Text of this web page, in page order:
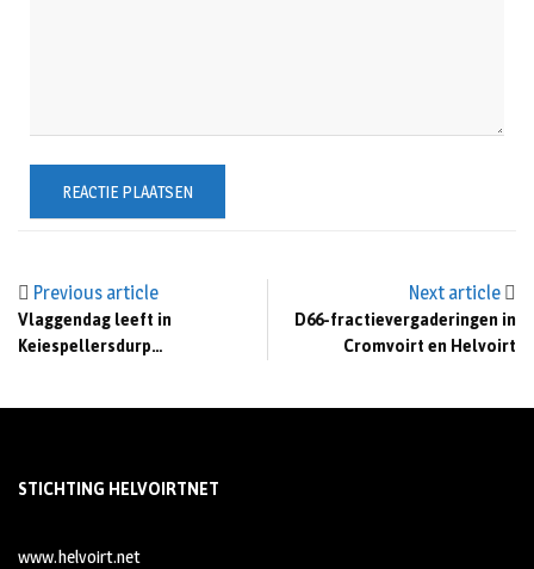
Previous article
Vlaggendag leeft in
Keiespellersdurp…
Next article
D66-fractievergaderingen in
Cromvoirt en Helvoirt
STICHTING HELVOIRTNET
www.helvoirt.net